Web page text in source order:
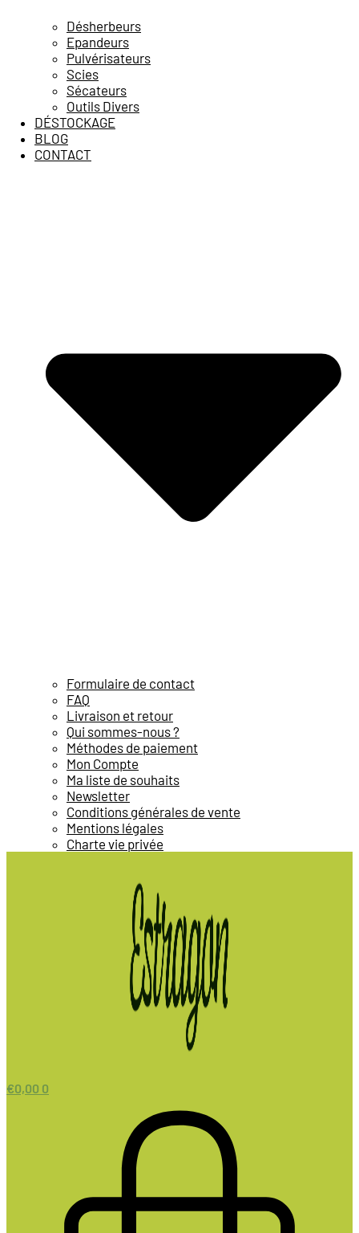
Désherbeurs
Epandeurs
Pulvérisateurs
Scies
Sécateurs
Outils Divers
DÉSTOCKAGE
BLOG
CONTACT
Formulaire de contact
FAQ
Livraison et retour
Qui sommes-nous ?
Méthodes de paiement
Mon Compte
Ma liste de souhaits
Newsletter
Conditions générales de vente
Mentions légales
Charte vie privée
€0,00 0